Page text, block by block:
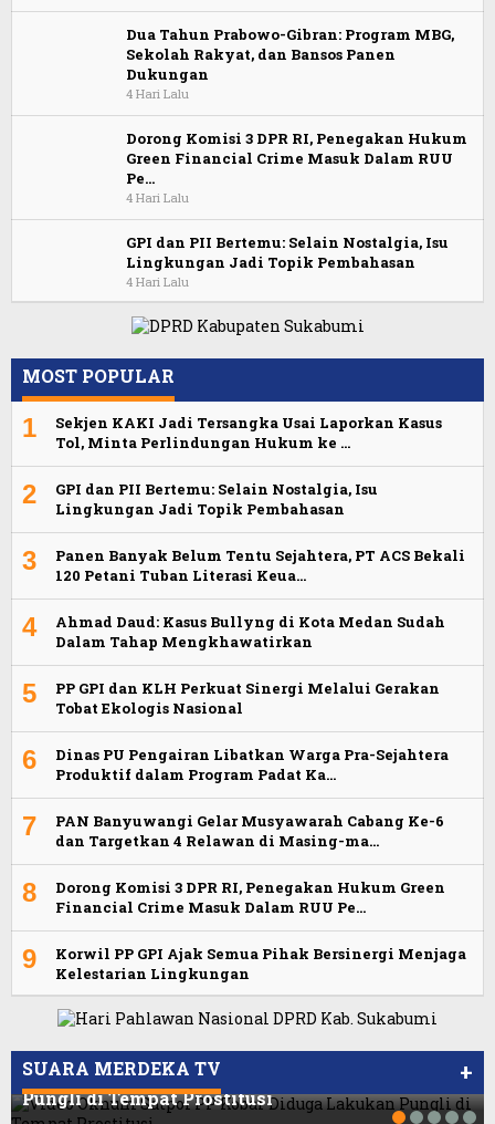
Dua Tahun Prabowo-Gibran: Program MBG,
Sekolah Rakyat, dan Bansos Panen
Dukungan
4 Hari Lalu
Dorong Komisi 3 DPR RI, Penegakan Hukum
Green Financial Crime Masuk Dalam RUU
Pe…
4 Hari Lalu
GPI dan PII Bertemu: Selain Nostalgia, Isu
Lingkungan Jadi Topik Pembahasan
4 Hari Lalu
MOST POPULAR
1
Sekjen KAKI Jadi Tersangka Usai Laporkan Kasus
Tol, Minta Perlindungan Hukum ke …
2
GPI dan PII Bertemu: Selain Nostalgia, Isu
Lingkungan Jadi Topik Pembahasan
3
Panen Banyak Belum Tentu Sejahtera, PT ACS Bekali
120 Petani Tuban Literasi Keua…
4
Ahmad Daud: Kasus Bullyng di Kota Medan Sudah
Dalam Tahap Mengkhawatirkan
5
PP GPI dan KLH Perkuat Sinergi Melalui Gerakan
Tobat Ekologis Nasional
6
Dinas PU Pengairan Libatkan Warga Pra-Sejahtera
Produktif dalam Program Padat Ka…
7
PAN Banyuwangi Gelar Musyawarah Cabang Ke-6
dan Targetkan 4 Relawan di Masing-ma…
8
Dorong Komisi 3 DPR RI, Penegakan Hukum Green
Financial Crime Masuk Dalam RUU Pe…
9
Korwil PP GPI Ajak Semua Pihak Bersinergi Menjaga
Kelestarian Lingkungan
SUARA MERDEKA TV +
Billabong, Sekretaris GPI: Kedua Tokoh…
Jakarta
Video Oknum Satpol PP Kobar Diduga Lakukan
Pungli di Tempat Prostitusi